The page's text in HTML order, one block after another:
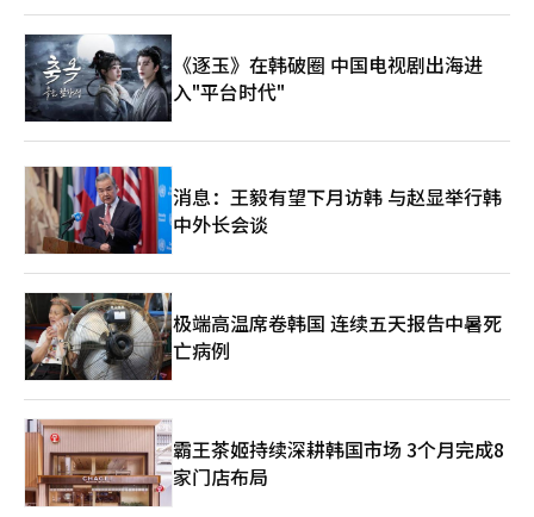
《逐玉》在韩破圈 中国电视剧出海进
入"平台时代"
消息：王毅有望下月访韩 与赵显举行韩
中外长会谈
极端高温席卷韩国 连续五天报告中暑死
亡病例
霸王茶姬持续深耕韩国市场 3个月完成8
家门店布局